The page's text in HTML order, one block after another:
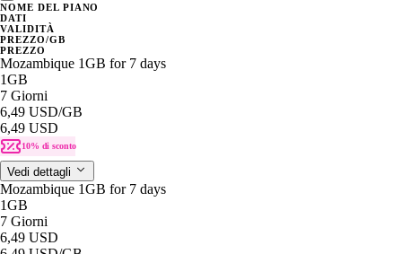
NOME DEL PIANO
DATI
VALIDITÀ
PREZZO/GB
PREZZO
Mozambique 1GB for 7 days
1GB
7 Giorni
6,49 USD/GB
6,49 USD
10% di sconto
Vedi dettagli
Mozambique 1GB for 7 days
1GB
7 Giorni
6,49 USD